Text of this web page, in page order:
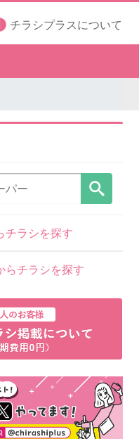
チラシプラスについて
月の目玉品!
チラシを探す
らチラシを探す